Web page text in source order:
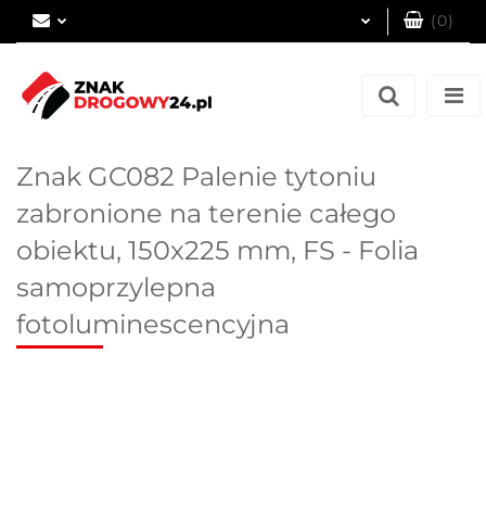
(0)
Znak GC082 Palenie tytoniu
zabronione na terenie całego
obiektu, 150x225 mm, FS - Folia
samoprzylepna
fotoluminescencyjna